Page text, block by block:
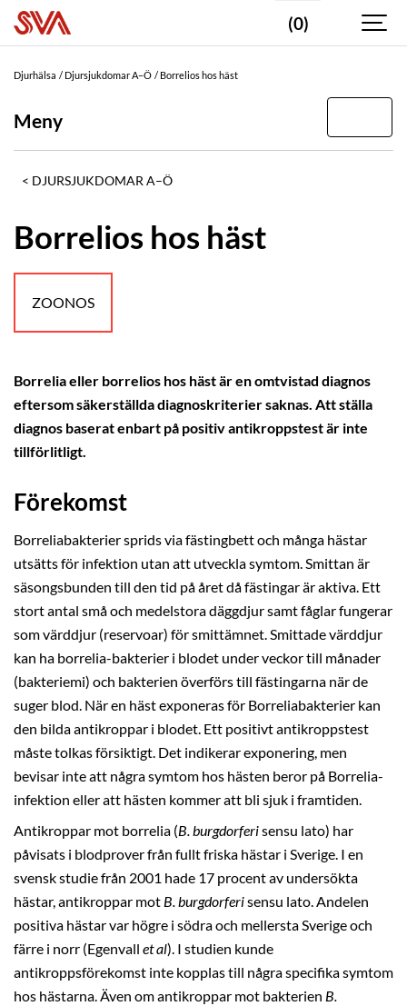
(0)
Djurhälsa Djursjukdomar A–Ö Borrelios hos häst
Meny
DJURSJUKDOMAR A–Ö
Borrelios hos häst
ZOONOS
Borrelia eller borrelios hos häst är en omtvistad diagnos
eftersom säkerställda diagnoskriterier saknas. Att ställa
diagnos baserat enbart på positiv antikroppstest är inte
tillförlitligt.
Förekomst
Borreliabakterier sprids via fästingbett och många hästar
utsätts för infektion utan att utveckla symtom. Smittan är
säsongsbunden till den tid på året då fästingar är aktiva. Ett
stort antal små och medelstora däggdjur samt fåglar fungerar
som värddjur (reservoar) för smittämnet. Smittade värddjur
kan ha borrelia-bakterier i blodet under veckor till månader
(bakteriemi) och bakterien överförs till fästingarna när de
suger blod. När en häst exponeras för Borreliabakterier kan
den bilda antikroppar i blodet. Ett positivt antikroppstest
måste tolkas försiktigt. Det indikerar exponering, men
bevisar inte att några symtom hos hästen beror på Borrelia-
infektion eller att hästen kommer att bli sjuk i framtiden.
Antikroppar mot borrelia (B. burgdorferisensu lato) har
påvisats i blodprover från fullt friska hästar i Sverige. I en
svensk studie från 2001 hade 17 procent av undersökta
hästar, antikroppar mot B. burgdorferisensu lato. Andelen
positiva hästar var högre i södra och mellersta Sverige och
färre i norr (Egenvall et al). I studien kunde
antikroppsförekomst inte kopplas till några specifika symtom
hos hästarna. Även om antikroppar mot bakterien B.